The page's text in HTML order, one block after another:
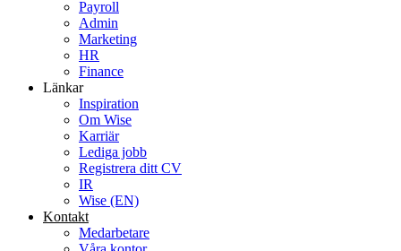
Payroll
Admin
Marketing
HR
Finance
Länkar
Inspiration
Om Wise
Karriär
Lediga jobb
Registrera ditt CV
IR
Wise (EN)
Kontakt
Medarbetare